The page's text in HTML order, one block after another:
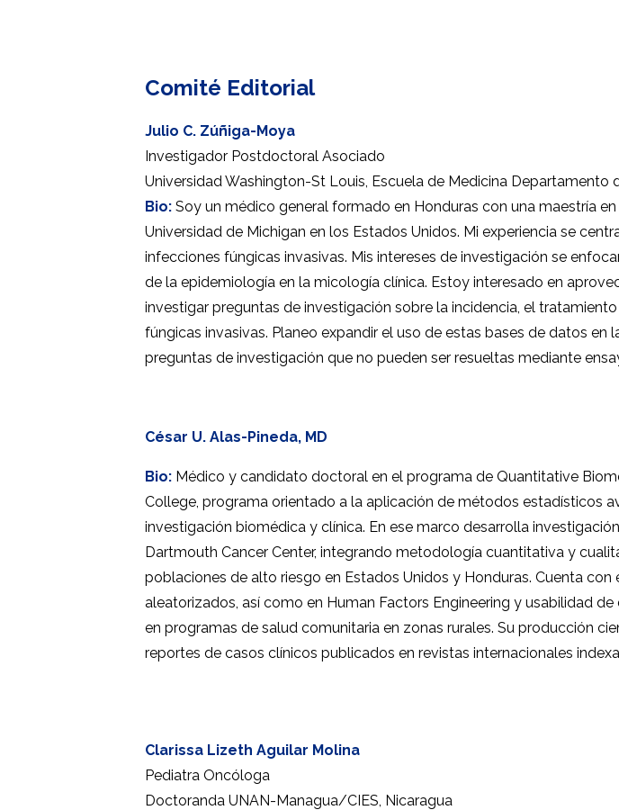
Comité Editorial
Julio C. Zúñiga-Moya
Investigador Postdoctoral Asociado
Universidad Washington-St Louis, Escuela de Medicina Departamento
Bio: Soy un médico general formado en Honduras con una maestría
Universidad de Michigan en los Estados Unidos. Mi experiencia se
infecciones fúngicas invasivas. Mis intereses de investigación se
de la epidemiología en la micología clínica. Estoy interesado en
investigar preguntas de investigación sobre la incidencia, el
fúngicas invasivas. Planeo expandir el uso de estas bases de datos
preguntas de investigación que no pueden ser resueltas mediante
César U. Alas-Pineda, MD
Bio: Médico y candidato doctoral en el programa de Quantitative
College, programa orientado a la aplicación de métodos estadísticos
investigación biomédica y clínica. En ese marco desarrolla
Dartmouth Cancer Center, integrando metodología cuantitativa y
poblaciones de alto riesgo en Estados Unidos y Honduras. Cuenta
aleatorizados, así como en Human Factors Engineering y usabilidad
en programas de salud comunitaria en zonas rurales. Su producción
reportes de casos clínicos publicados en revistas internacionales
Clarissa Lizeth Aguilar Molina
Pediatra Oncóloga
Doctoranda UNAN-Managua/CIES, Nicaragua